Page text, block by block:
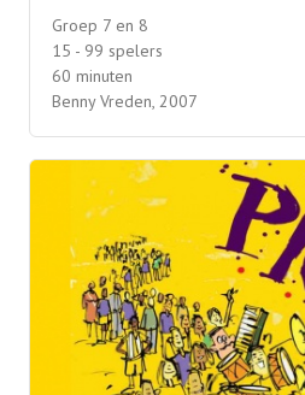
Groep 7 en 8
15 - 99 spelers
60 minuten
Benny Vreden, 2007